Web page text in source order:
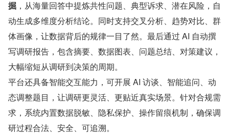
掘 ，从海量回答中提炼共性问题、典型诉求、潜在风险，自
动生成多维度分析结论。同时支持交叉分析、趋势对比、群
体画像，让数据背后的规律一目了然。最后通过 AI 自动撰
写调研报告，包含摘要、数据图表、问题总结、对策建议，
大幅缩短从调研到决策的周期。
平台还具备智能交互能力，可开展 AI 访谈、智能追问、动
态调整题目，让调研更灵活、更贴近真实场景。针对合规需
求，系统内置数据脱敏、隐私保护、操作留痕机制，确保调
研过程合法、安全、可追溯。